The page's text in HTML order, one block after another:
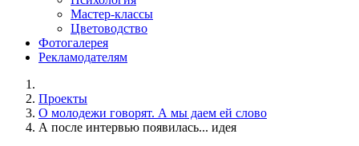
Мастер-классы
Цветоводство
Фотогалерея
Рекламодателям
Проекты
О молодежи говорят. А мы даем ей слово
А после интервью появилась... идея